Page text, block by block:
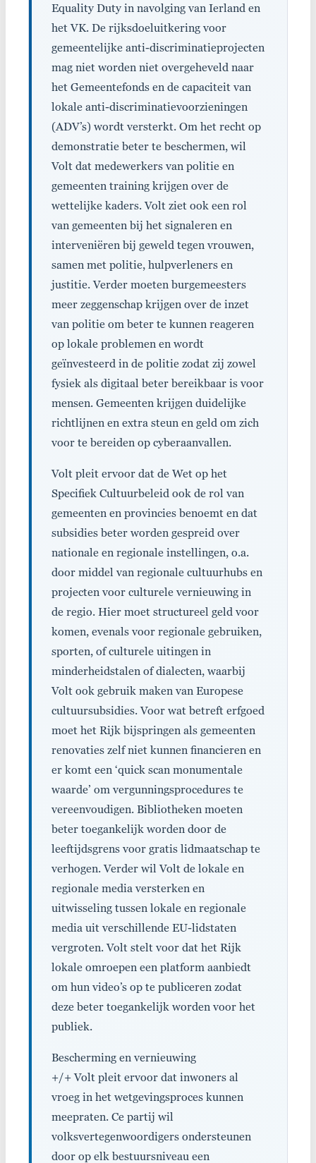
Equality Duty in navolging van Ierland en
het VK. De rijksdoeluitkering voor
gemeentelijke anti-discriminatieprojecten
mag niet worden niet overgeheveld naar
het Gemeentefonds en de capaciteit van
lokale anti-discriminatievoorzieningen
(ADV’s) wordt versterkt. Om het recht op
demonstratie beter te beschermen, wil
Volt dat medewerkers van politie en
gemeenten training krijgen over de
wettelijke kaders. Volt ziet ook een rol
van gemeenten bij het signaleren en
interveniëren bij geweld tegen vrouwen,
samen met politie, hulpverleners en
justitie. Verder moeten burgemeesters
meer zeggenschap krijgen over de inzet
van politie om beter te kunnen reageren
op lokale problemen en wordt
geïnvesteerd in de politie zodat zij zowel
fysiek als digitaal beter bereikbaar is voor
mensen. Gemeenten krijgen duidelijke
richtlijnen en extra steun en geld om zich
voor te bereiden op cyberaanvallen.
Volt pleit ervoor dat de Wet op het
Specifiek Cultuurbeleid ook de rol van
gemeenten en provincies benoemt en dat
subsidies beter worden gespreid over
nationale en regionale instellingen, o.a.
door middel van regionale cultuurhubs en
projecten voor culturele vernieuwing in
de regio. Hier moet structureel geld voor
komen, evenals voor regionale gebruiken,
sporten, of culturele uitingen in
minderheidstalen of dialecten, waarbij
Volt ook gebruik maken van Europese
cultuursubsidies. Voor wat betreft erfgoed
moet het Rijk bijspringen als gemeenten
renovaties zelf niet kunnen financieren en
er komt een ‘quick scan monumentale
waarde’ om vergunningsprocedures te
vereenvoudigen. Bibliotheken moeten
beter toegankelijk worden door de
leeftijdsgrens voor gratis lidmaatschap te
verhogen. Verder wil Volt de lokale en
regionale media versterken en
uitwisseling tussen lokale en regionale
media uit verschillende EU-lidstaten
vergroten. Volt stelt voor dat het Rijk
lokale omroepen een platform aanbiedt
om hun video’s op te publiceren zodat
deze beter toegankelijk worden voor het
publiek.
Bescherming en vernieuwing
+/+ Volt pleit ervoor dat inwoners al
vroeg in het wetgevingsproces kunnen
meepraten. Ce partij wil
volksvertegenwoordigers ondersteunen
door op elk bestuursniveau een